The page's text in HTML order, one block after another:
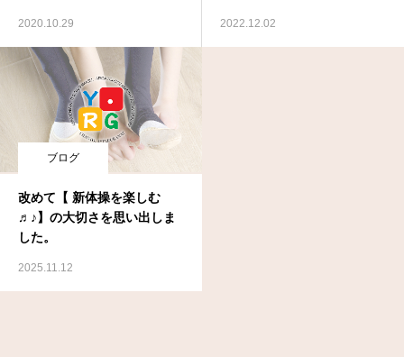
2020.10.29 2022.12.02
ブログ
改めて【 新体操を楽しむ
♬♪】の大切さを思い出しま
した。
2025.11.12